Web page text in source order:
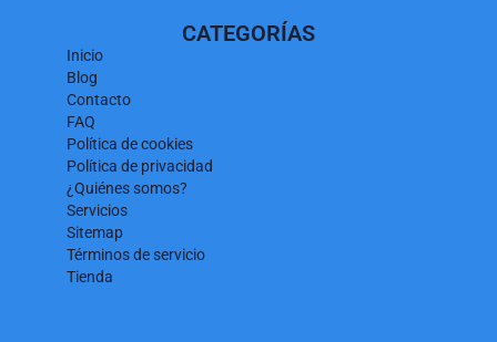
CATEGORÍAS
Inicio
Blog
Contacto
FAQ
Política de cookies
Política de privacidad
¿Quiénes somos?
Servicios
Sitemap
Términos de servicio
Tienda